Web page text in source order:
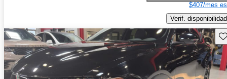
$407/mes
Verif. disponibilidad